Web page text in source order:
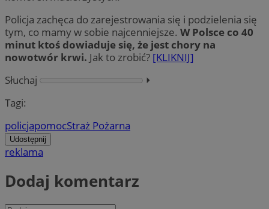
Policja zachęca do zarejestrowania się i podzielenia się
tym, co mamy w sobie najcenniejsze. W Polsce co 40
minut ktoś dowiaduje się, że jest chory na
nowotwór krwi. Jak to zrobić? [KLIKNIJ]
Słuchaj
⏵︎
Tagi:
policjapomocStraż Pożarna
Udostępnij
reklama
Dodaj komentarz